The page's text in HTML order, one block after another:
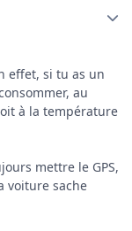
effet, si tu as un
au
à la température
mettre le GPS,
voiture sache